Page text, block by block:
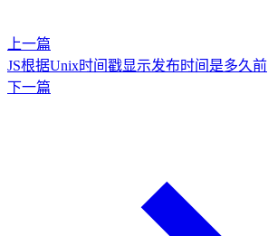
上一篇
JS根据Unix时间戳显示发布时间是多久前
下一篇